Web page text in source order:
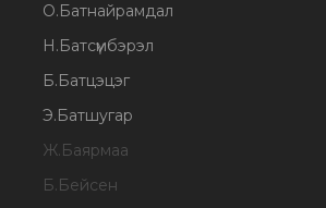
О.Батнайрамдал
Н.Батсүмбэрэл
Б.Батцэцэг
Э.Батшугар
Ж.Баярмаа
Б.Бейсен